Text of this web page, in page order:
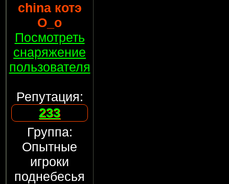
china котэ
О_о
Посмотреть
снаряжение
пользователя
Репутация:
233
Группа:
Опытные
игроки
поднебесья